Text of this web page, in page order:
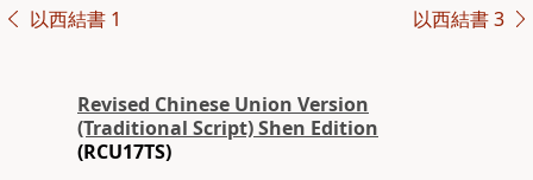
以西結書 1 以西結書 3
Revised Chinese Union Version
(Traditional Script) Shen Edition
(RCU17TS)